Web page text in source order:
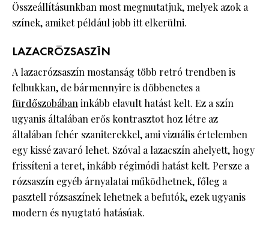
Összeállításunkban most megmutatjuk, melyek azok a
színek, amiket például jobb itt elkerülni. ​
LAZACRÓZSASZÍN
A lazacrózsaszín mostanság több retró trendben is
felbukkan, de bármennyire is döbbenetes a
fürdőszobábaninkább elavult hatást kelt. Ez a szín
ugyanis általában erős kontrasztot hoz létre az
általában fehér szaniterekkel, ami vizuális értelemben
egy kissé zavaró lehet. Szóval a lazacszín ahelyett, hogy
frissíteni a teret, inkább régimódi hatást kelt. Persze a
rózsaszín egyéb árnyalatai működhetnek, főleg a
pasztell rózsaszínek lehetnek a befutók, ezek ugyanis
modern és nyugtató hatásúak.